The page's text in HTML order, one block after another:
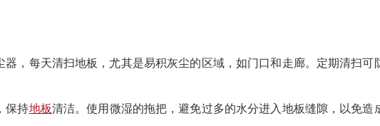
器，每天清扫地板，尤其是易积灰尘的区域，如门口和走廊。定期清扫可
保持地板清洁。使用微湿的拖把，避免过多的水分进入地板缝隙，以免造